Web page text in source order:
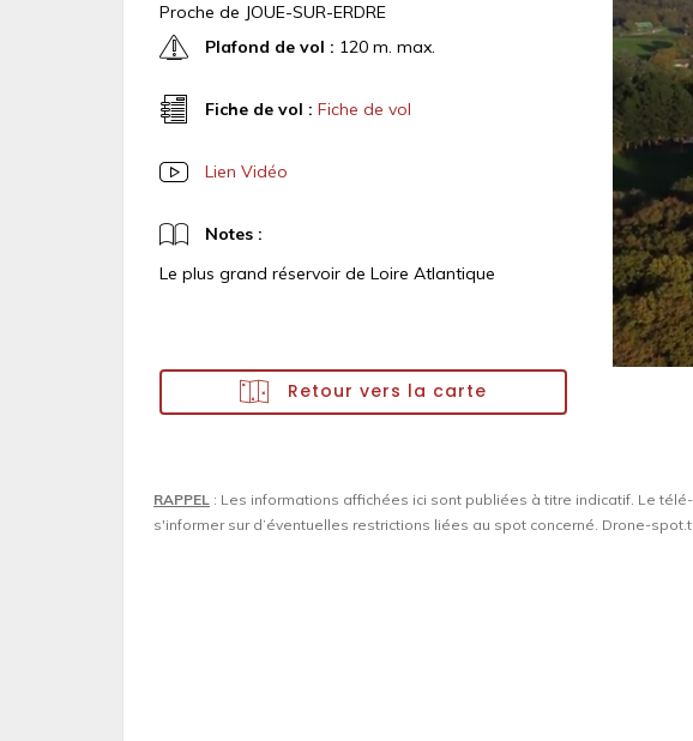
Proche de JOUE-SUR-ERDRE
Plafond de vol : 120 m. max.
Fiche de vol : Fiche de vol
Lien Vidéo
Notes :
Le plus grand réservoir de Loire Atlantique
Retour vers la carte
RAPPEL : Les informations affichées ici sont publiées à titre indicatif. Le
s'informer sur d’éventuelles restrictions liées au spot concerné. Drone-